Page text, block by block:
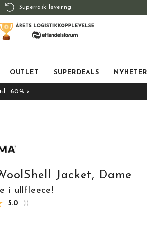
Superrask levering
OUTLET SUPERDEALS NYHETER
-60% >
Jacket, Dame
i ullfleece!
Gjennomsnittskarakter:
5.0 ( stemmer:
)